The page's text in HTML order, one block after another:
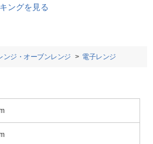
ングを見る
ンジ・オーブンレンジ 電子レンジ